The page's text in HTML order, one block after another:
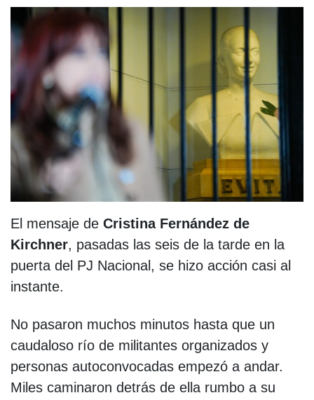
El mensaje de Cristina Fernández de
Kirchner, pasadas las seis de la tarde en la
puerta del PJ Nacional, se hizo acción casi al
instante.
No pasaron muchos minutos hasta que un
caudaloso río de militantes organizados y
personas autoconvocadas empezó a andar.
Miles caminaron detrás de ella rumbo a su